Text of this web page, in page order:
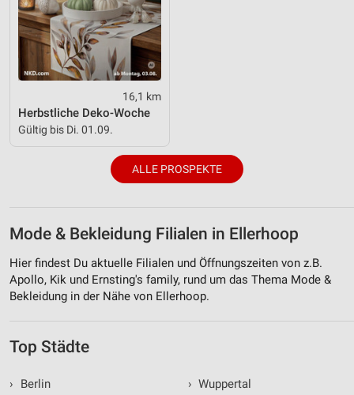
16,1 km
Herbstliche Deko-Woche
Gültig bis Di. 01.09.
ALLE PROSPEKTE
Mode & Bekleidung Filialen in Ellerhoop
Hier findest Du aktuelle Filialen und Öffnungszeiten von z.B.
Apollo, Kik und Ernsting's family, rund um das Thema Mode &
Bekleidung in der Nähe von Ellerhoop.
Top Städte
›
Berlin
› Wuppertal